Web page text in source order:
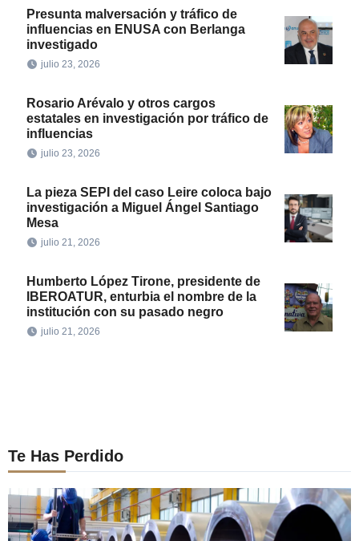
Presunta malversación y tráfico de
influencias en ENUSA con Berlanga
investigado
julio 23, 2026
Rosario Arévalo y otros cargos
estatales en investigación por tráfico de
influencias
julio 23, 2026
La pieza SEPI del caso Leire coloca bajo
investigación a Miguel Ángel Santiago
Mesa
julio 21, 2026
Humberto López Tirone, presidente de
IBEROATUR, enturbia el nombre de la
institución con su pasado negro
julio 21, 2026
Te Has Perdido